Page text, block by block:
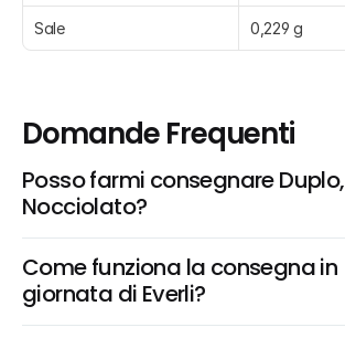
Sale 0,229 g
Domande Frequenti
Posso farmi consegnare Duplo,
Nocciolato?
Come funziona la consegna in
giornata di Everli?